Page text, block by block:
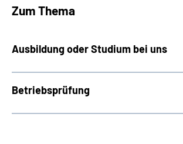
Zum Thema
Ausbildung oder Studium bei uns
Betriebsprüfung